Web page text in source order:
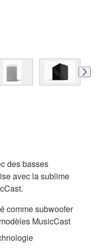
des basses
avec la sublime
comme subwoofer
MusicCast